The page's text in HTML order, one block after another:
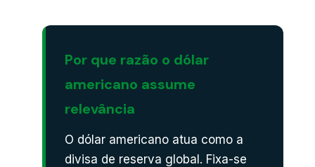
Por que razão o dólar
americano assume
relevância
O dólar americano atua como a
divisa de reserva global. Fixa-se